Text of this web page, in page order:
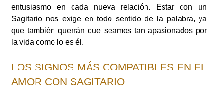
entusiasmo en cada nueva relación. Estar con un
Sagitario nos exige en todo sentido de la palabra, ya
que también querrán que seamos tan apasionados por
la vida como lo es él.
LOS SIGNOS MÁS COMPATIBLES EN EL
AMOR CON SAGITARIO